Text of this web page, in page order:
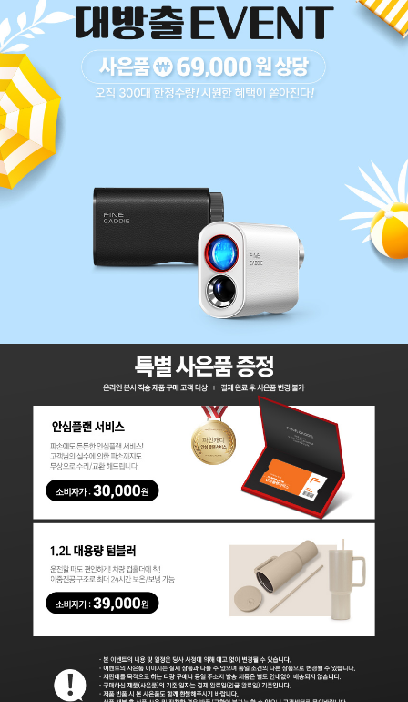
코 라이프 하세